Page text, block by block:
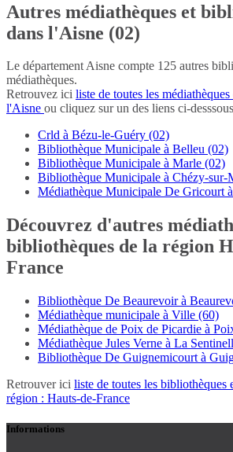
Autres médiathèques et
dans l'Aisne (02)
Le département Aisne compte 125 autres
médiathèques.
Retrouvez ici liste de toutes les
l'Aisne ou cliquez sur un des liens ci-
Crld à Bézu-le-Guéry (02)
Bibliothèque Municipale à Belleu (02)
Bibliothèque Municipale à Marle (02)
Bibliothèque Municipale à Chézy-sur-
Médiathèque Municipale De Gricourt
Découvrez d'autres
bibliothèques de la région
France
Bibliothèque De Beaurevoir à
Médiathèque municipale à Ville (60)
Médiathèque de Poix de Picardie à
Médiathèque Jules Verne à La
Bibliothèque De Guignemicourt à
Retrouver ici liste de toutes les bibliothèques
région : Hauts-de-France
Informations